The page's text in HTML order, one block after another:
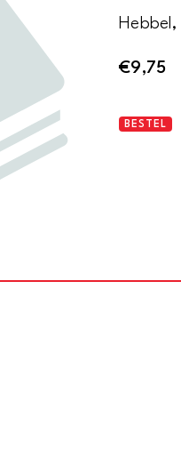
Hebbel,
€9,75
Ein
aantal
BESTEL